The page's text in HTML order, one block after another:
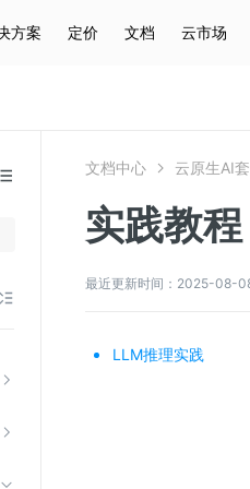
方案 定价 文档 云市场
文档中心 云原生AI
实践教程
最近更新时间：2025-08-
LLM推理实践